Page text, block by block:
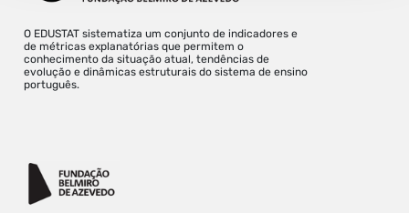
O EDUSTAT sistematiza um conjunto de indicadores e
de métricas explanatórias que permitem o
conhecimento da situação atual, tendências de
evolução e dinâmicas estruturais do sistema de ensino
português.